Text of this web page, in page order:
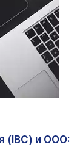
(IBC) и ООО: